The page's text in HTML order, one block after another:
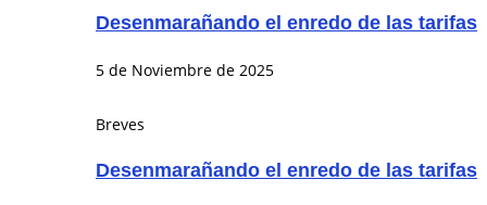
Desenmarañando el enredo de las tarifas
5 de Noviembre de 2025
Breves
Desenmarañando el enredo de las tarifas